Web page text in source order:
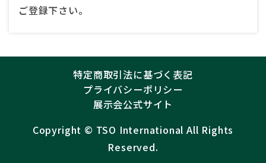
ご登録下さい。
特定商取引法に基づく表記
プライバシーポリシー
展示会公式サイト
Copyright ©︎ TSO International All Rights
Reserved.